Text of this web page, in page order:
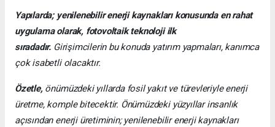
Yapılarda; yenilenebilir enerji kaynakları konusunda en rahat
uygulama olarak, fotovoltaik teknoloji ilk
sıradadır. Girişimcilerin bu konuda yatırım yapmaları, kanımca
çok isabetli olacaktır.
Özetle,önümüzdeki yıllarda fosil yakıt ve türevleriyle enerji
üretme, komple bitecektir. Önümüzdeki yüzyıllar insanlık
açısından enerji üretiminin; yenilenebilir enerji kaynakları